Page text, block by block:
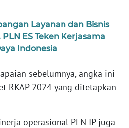
Layanan dan Bisnis
ES Teken Kerjasama
Indonesia
sebelumnya, angka ini
RKAP 2024 yang ditetapkan
operasional PLN IP juga